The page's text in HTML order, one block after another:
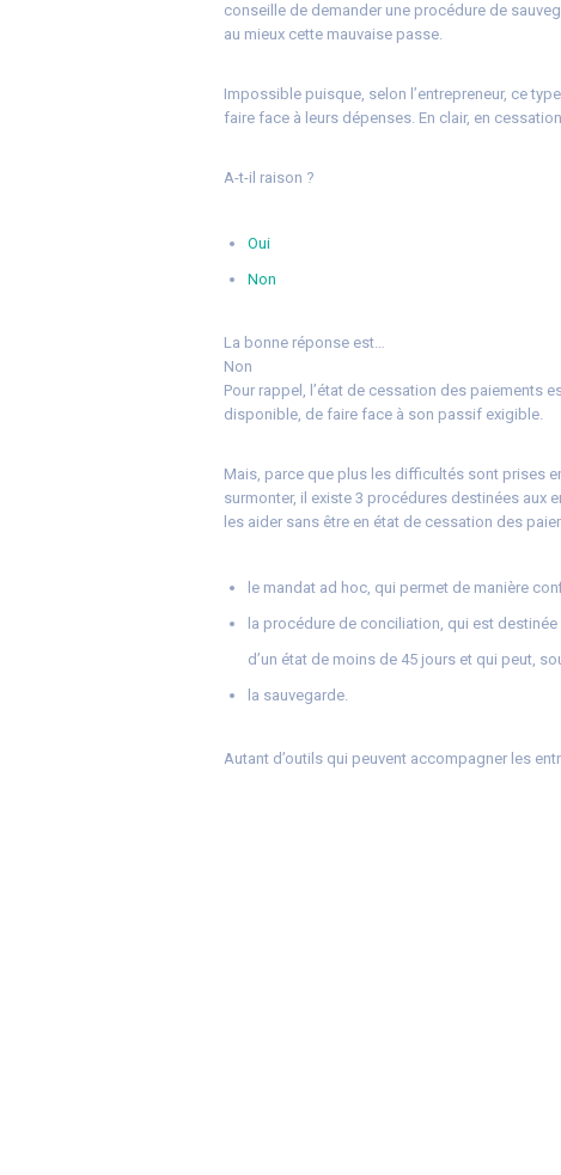
conseille de demander une procédure de
au mieux cette mauvaise passe.
Impossible puisque, selon l’entrepreneur, ce
faire face à leurs dépenses. En clair, en
A-t-il raison ?
Oui
Non
La bonne réponse est…
Non
Pour rappel, l’état de cessation des paiements
disponible, de faire face à son passif exigible.
Mais, parce que plus les difficultés sont prises
surmonter, il existe 3 procédures destinées aux
les aider sans être en état de cessation des
le mandat ad hoc, qui permet de manière
la procédure de conciliation, qui est
d’un état de moins de 45 jours et qui peut,
la sauvegarde.
Autant d’outils qui peuvent accompagner les